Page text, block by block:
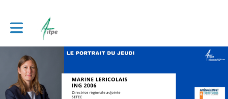
Toggle main navigation